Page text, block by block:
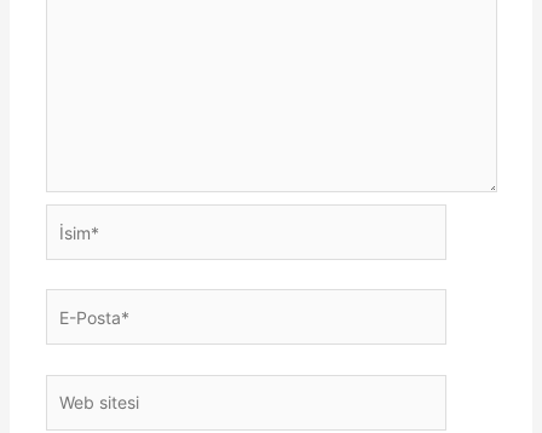
Posta*
sitesi